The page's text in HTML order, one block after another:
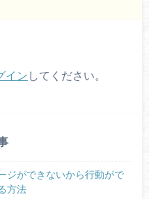
イン してください。
ジができないから行動がで
方法